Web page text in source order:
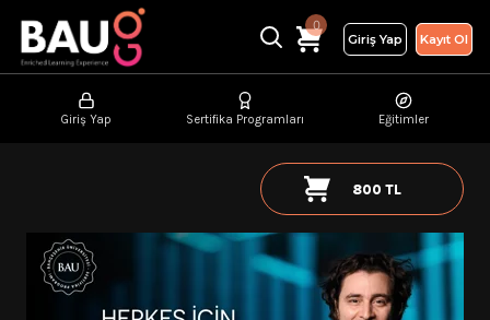
0
Giriş Yap
Kayıt Ol
Giriş Yap Sertifika Programları Eğitimler
800 TL